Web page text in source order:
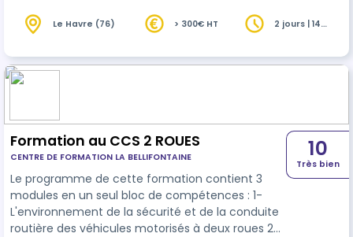
métier selon la réglementation en vigueur. Ainsi,
professionnelle, il vous suffit de suivre notre
formation continue qui dure 14H.
Le Havre (76) > 300€ HT
2 jours | 14
Formation au CCS 2 ROUES
CENTRE DE FORMATION LA BELLIFONTAINE
Le programme de cette formation contient 3
modules en un seul bloc de compétences : 1-
L'environnement de la sécurité et de la conduite
routière des véhicules motorisés à deux roues 2-
10
Très bien